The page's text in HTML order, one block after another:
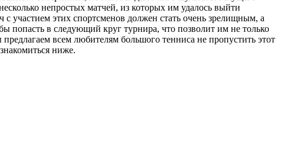
непростых матчей, из которых им удалось выйти
участием этих спортсменов должен стать очень зрелищным, а
попасть в следующий круг турнира, что позволит им не только
всем любителям большого тенниса не пропустить этот
ниже.